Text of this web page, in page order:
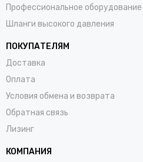
Профессиональное оборудование
Шланги высокого давления
ПОКУПАТЕЛЯМ
Доставка
Оплата
Условия обмена и возврата
Обратная связь
Лизинг
КОМПАНИЯ